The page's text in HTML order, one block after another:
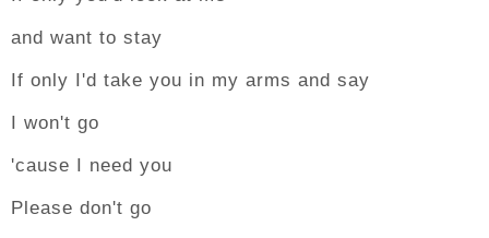
and want to stay
If only I'd take you in my arms and say
I won't go
'cause I need you
Please don't go